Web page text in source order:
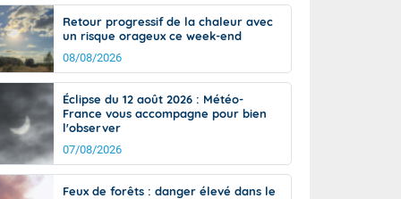
de
Phénomènes dangereux de J+2 à J+7
Avertissement pluies intenses à l'échelle
des communes (Apic)
Bulletins Marine
Bulletins d'estimation du risque
d'avalanche
Météo des forêts
Vigicrues
Retour progressif de la chaleur avec
un risque orageux ce week-end
08/08/2026
Éclipse du 12 août 2026 : Météo-
France vous accompagne pour bien
l'observer
07/08/2026
Feux de forêts : danger élevé dans le